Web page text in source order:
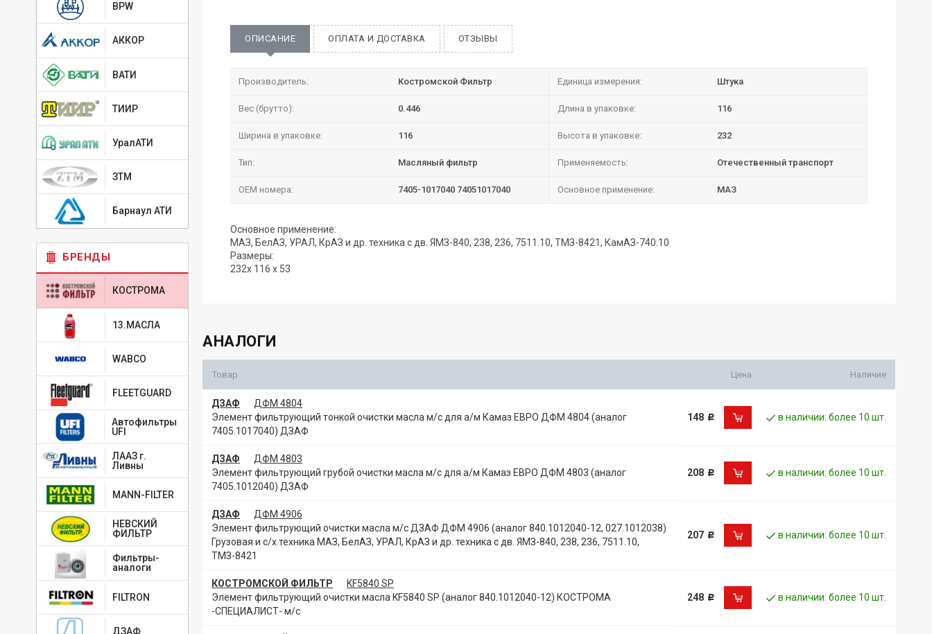
BPW
АККОР
ВАТИ
ТИИР
УралАТИ
ЗТМ
Барнаул АТИ
БРЕНДЫ
КОСТРОМА
13.МАСЛА
WABCO
FLEETGUARD
Автофильтры
UFI
ЛААЗ г.
Ливны
MANN-FILTER
НЕВСКИЙ
ФИЛЬТР
Фильтры-
аналоги
FILTRON
ДЗАФ
ОПИСАНИЕ ОПЛАТА И ДОСТАВКА ОТЗЫВЫ
Производитель: Костромской Фильтр Единица измерения: Штука
Вес (брутто): 0.446 Длина в упаковке: 116
Ширина в упаковке: 116 Высота в упаковке: 232
Тип: Масляный фильтр Применяемость: Отечественный транспорт
OEM номера: 7405-1017040 74051017040 Основное применение: МАЗ
Основное применение:
МАЗ, БелАЗ, УРАЛ, КрАЗ и др. техника с дв. ЯМЗ-840, 238, 236, 7511.10, ТМЗ-8421, КамАЗ-740.10
Размеры:
232х 116 х 53
АНАЛОГИ
Товар Цена Наличие
ДЗАФ
ДФМ 4804
Элемент фильтрующий тонкой очистки масла м/с для а/м Камаз ЕВРО ДФМ 4804 (аналог
7405.1017040) ДЗАФ
148 Р в наличии: более 10 шт.
ДЗАФ
ДФМ 4803
Элемент фильтрующий грубой очистки масла м/с для а/м Камаз ЕВРО ДФМ 4803 (аналог
7405.1012040) ДЗАФ
208 Р в наличии: более 10 шт.
ДЗАФ
ДФМ 4906
Элемент фильтрующий очистки масла м/с ДЗАФ ДФМ 4906 (аналог 840.1012040-12, 027.1012038)
Грузовая и с/х техника МАЗ, БелАЗ, УРАЛ, КрАЗ и др. техника с дв. ЯМЗ-840, 238, 236, 7511.10,
ТМЗ-8421
207 Р в наличии: более 10 шт.
КОСТРОМСКОЙ ФИЛЬТР
KF5840 SP
Элемент фильтрующий очистки масла KF5840 SP (аналог 840.1012040-12) КОСТРОМА
-СПЕЦИАЛИСТ- м/с
248 Р в наличии: более 10 шт.